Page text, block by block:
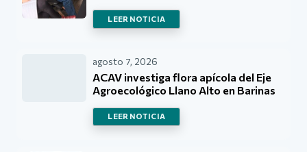
LEER NOTICIA
agosto 7, 2026
ACAV investiga flora apícola del Eje
Agroecológico Llano Alto en Barinas
LEER NOTICIA